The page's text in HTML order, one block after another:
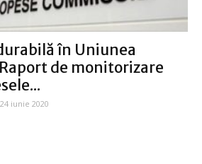
în Uniunea
de monitorizare
iunie 2020